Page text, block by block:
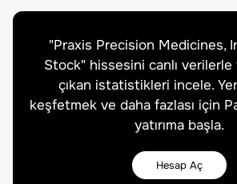
"Praxis Precision Medicines,
Stock" hissesini canlı
çıkan istatistikleri incele.
keşfetmek ve daha fazlası için
yatırıma başla.
Hesap Aç